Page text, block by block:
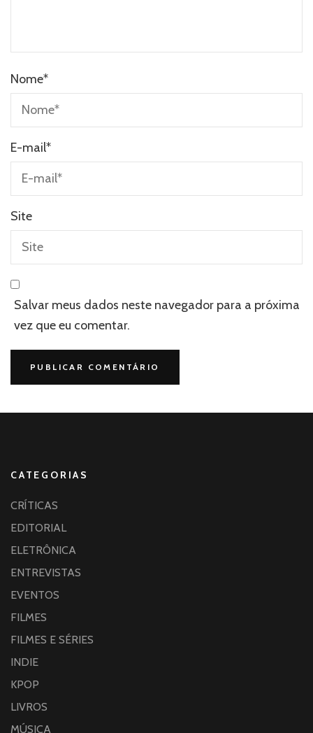
Nome*
E-mail*
Site
Salvar meus dados neste navegador para a próxima
vez que eu comentar.
CATEGORIAS
CRÍTICAS
EDITORIAL
ELETRÔNICA
ENTREVISTAS
EVENTOS
FILMES
FILMES E SÉRIES
INDIE
KPOP
LIVROS
MÚSICA